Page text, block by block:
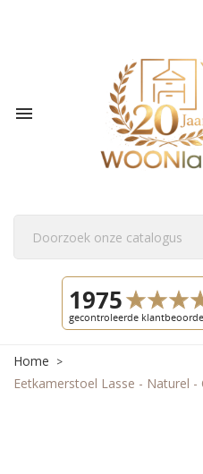

Home
Eetkamerstoel Lasse - Naturel -